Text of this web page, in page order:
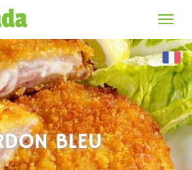
BLEU